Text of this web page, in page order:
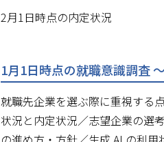
2月1日時点の内定状況
1月1日時点の就職意識調査
就職先企業を選ぶ際に重視する
状況と内定状況／志望企業の選